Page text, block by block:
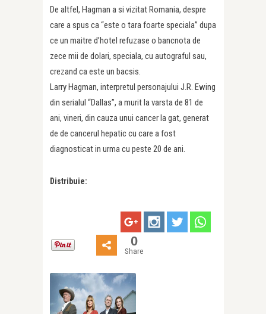
De altfel, Hagman a si vizitat Romania, despre
care a spus ca “este o tara foarte speciala” dupa
ce un maitre d’hotel refuzase o bancnota de
zece mii de dolari, speciala, cu autograful sau,
crezand ca este un bacsis.
Larry Hagman, interpretul personajului J.R. Ewing
din serialul “Dallas”, a murit la varsta de 81 de
ani, vineri, din cauza unui cancer la gat, generat
de de cancerul hepatic cu care a fost
diagnosticat in urma cu peste 20 de ani.
Distribuie:
0
Share